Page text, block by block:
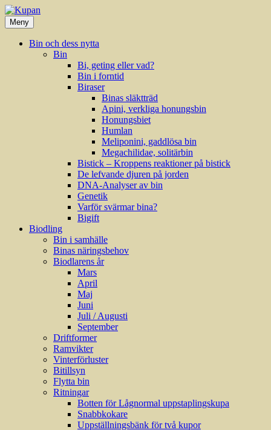
Hoppa
till
innehåll
Meny
Bin och dess nytta
Bin
Bi, geting eller vad?
Bin i forntid
Biraser
Binas släktträd
Apini, verkliga honungsbin
Honungsbiet
Humlan
Meliponini, gaddlösa bin
Megachilidae, solitärbin
Bistick – Kroppens reaktioner på bistick
De lefvande djuren på jorden
DNA-Analyser av bin
Genetik
Varför svärmar bina?
Bigift
Biodling
Bin i samhälle
Binas näringsbehov
Biodlarens år
Mars
April
Maj
Juni
Juli / Augusti
September
Driftformer
Ramvikter
Vinterförluster
Bitillsyn
Flytta bin
Ritningar
Botten för Lågnormal uppstaplingskupa
Snabbkokare
Uppställningsbänk för två kupor